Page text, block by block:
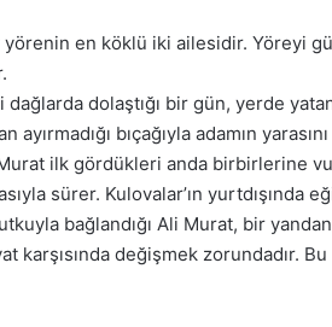
yörenin en köklü iki ailesidir. Yöreyi
dolaştığı bir gün, yerde
ayırmadığı bıçağıyla adamın
ilk gördükleri anda birbirlerine
sürer. Kulovalar’ın
bağlandığı Ali Murat, bir
karşısında değişmek zorundadır.